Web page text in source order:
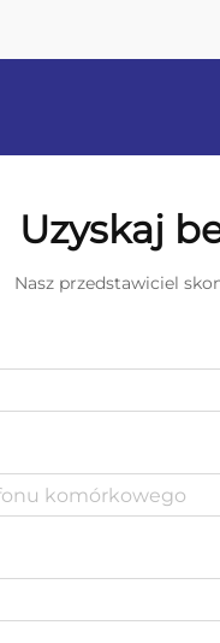
Uzyskaj
Nasz przedstawiciel